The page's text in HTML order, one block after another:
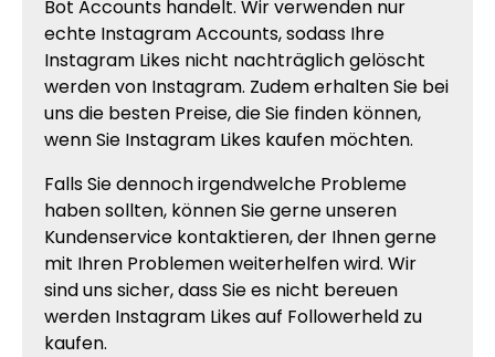
Bot Accounts handelt. Wir verwenden nur
echte Instagram Accounts, sodass Ihre
Instagram Likes nicht nachträglich gelöscht
werden von Instagram. Zudem erhalten Sie bei
uns die besten Preise, die Sie finden können,
wenn Sie Instagram Likes kaufen möchten.
Falls Sie dennoch irgendwelche Probleme
haben sollten, können Sie gerne unseren
Kundenservice kontaktieren, der Ihnen gerne
mit Ihren Problemen weiterhelfen wird. Wir
sind uns sicher, dass Sie es nicht bereuen
werden Instagram Likes auf Followerheld zu
kaufen.